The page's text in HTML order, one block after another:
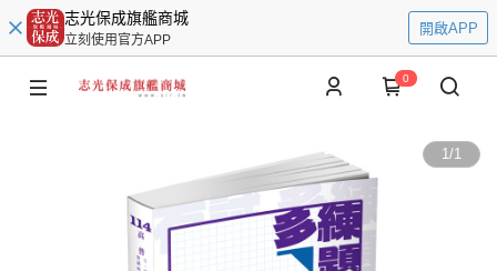
志光保成旗艦商城
立刻使用官方APP
開啟APP
0
1/1